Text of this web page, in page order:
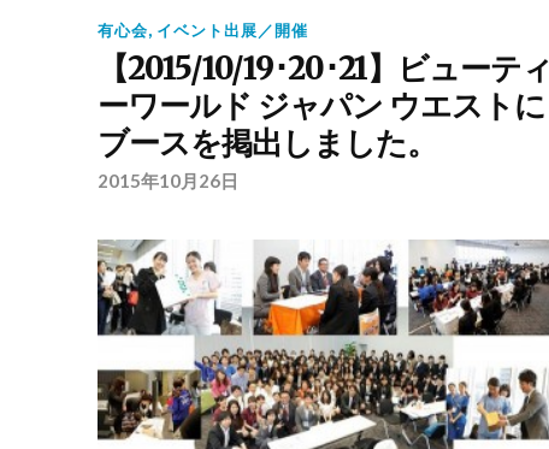
有心会, イベント出展／開催
【2015/10/19･20･21】ビューティ
ーワールド ジャパン ウエストに
ブースを掲出しました。
2015年10月26日